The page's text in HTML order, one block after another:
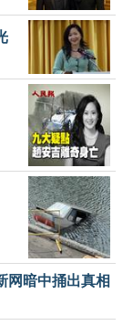
网暗中捅出真相